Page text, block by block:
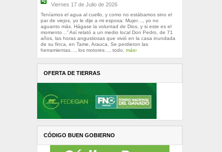
Viernes 17 de Julio de 2026
Teníamos el agua al cuello, y como no estábamos sino el
par de viejos, yo le dije a mi esposa: Mujer…, yo no
aguanto más. Hágase la voluntad de Dios, y si este es el
momento…” Así relató a un medio local Don Pedro, de 71
años, las horas angustiosas que vivió en la casa inundada
de su finca, en Tame, Arauca. Se perdieron las
herramientas…, los motores…, todo. más›
OFERTA DE TIERRAS
CÓDIGO BUEN GOBIERNO